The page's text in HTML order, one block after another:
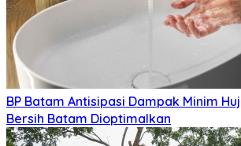
BP Batam Antisipasi Dampak Minim
Bersih Batam Dioptimalkan